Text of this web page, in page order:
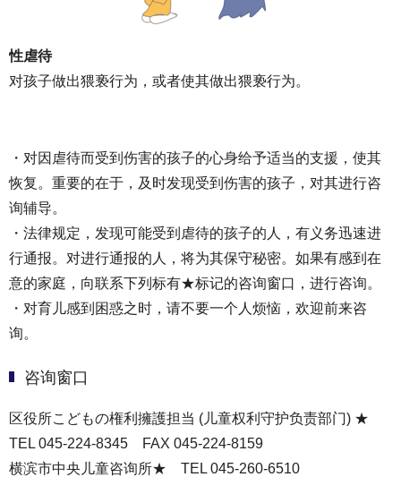
性虐待
对孩子做出猥亵行为，或者使其做出猥亵行为。
・对因虐待而受到伤害的孩子的心身给予适当的支援，使其
恢复。重要的在于，及时发现受到伤害的孩子，对其进行咨
询辅导。
・法律规定，发现可能受到虐待的孩子的人，有义务迅速进
行通报。对进行通报的人，将为其保守秘密。如果有感到在
意的家庭，向联系下列标有★标记的咨询窗口，进行咨询。
・对育儿感到困惑之时，请不要一个人烦恼，欢迎前来咨
询。
咨询窗口
区役所こどもの権利擁護担当 (儿童权利守护负责部门) ★
TEL 045-224-8345 FAX 045-224-8159
横滨市中央儿童咨询所★ TEL 045-260-6510